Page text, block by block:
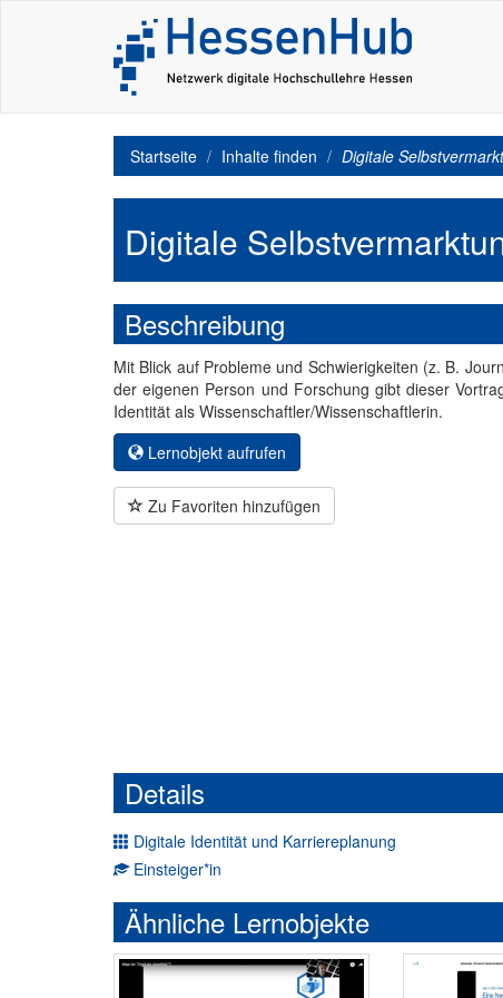
Startseite Inhalte finden Digitale
Digitale
Beschreibung
Mit Blick auf Probleme und Schwierigkeiten (z. B.
der eigenen Person und Forschung gibt dieser
Identität als Wissenschaftler/Wissenschaftlerin.
Lernobjekt aufrufen
Zu Favoriten hinzufügen
Details
Digitale Identität und Karriereplanung
Einsteiger*in
Ähnliche Lernobjekte